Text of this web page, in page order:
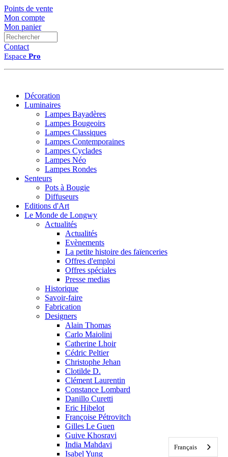
Points de vente
Mon compte
Mon panier
Contact
Espace Pro
Décoration
Luminaires
Lampes Bayadères
Lampes Bougeoirs
Lampes Classiques
Lampes Contemporaines
Lampes Cyclades
Lampes Néo
Lampes Rondes
Senteurs
Pots à Bougie
Diffuseurs
Editions d'Art
Le Monde de Longwy
Actualités
Actualités
Evènements
La petite histoire des faïenceries
Offres d'emploi
Offres spéciales
Presse medias
Historique
Savoir-faire
Fabrication
Designers
Alain Thomas
Carlo Maiolini
Catherine Lhoir
Cédric Peltier
Christophe Jehan
Clotilde D.
Clément Laurentin
Constance Lombard
Danillo Curetti
Eric Hibelot
Françoise Pétrovitch
Gilles Le Guen
Guive Khosravi
India Mahdavi
Isabel Yung
Français